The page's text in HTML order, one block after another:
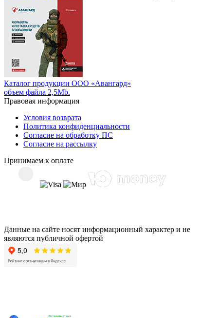
Каталог продукции ООО «Авангард»
объем файла 2,5Mb.
Правовая информация
Условия возврата
Политика конфиденциальности
Согласие на обработку ПС
Согласие на рассылку
Принимаем к оплате
Данные на сайте носят информационный характер и не
являются публичной офертой